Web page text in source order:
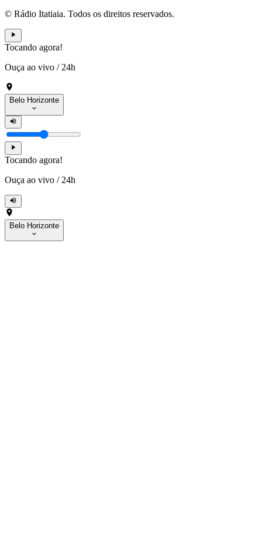
© Rádio Itatiaia. Todos os direitos reservados.
Tocando agora!
Ouça ao vivo / 24h
Belo Horizonte
Tocando agora!
Ouça ao vivo / 24h
Belo Horizonte